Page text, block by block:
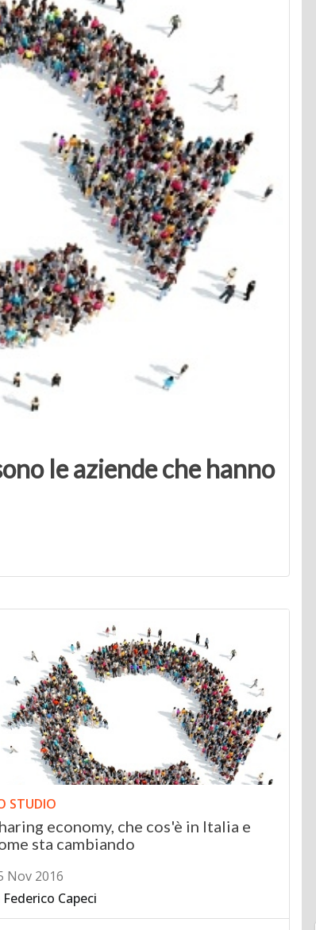
le aziende che hanno
STUDIO
economy, che cos'è in Italia e
sta cambiando
Nov 2016
Federico Capeci